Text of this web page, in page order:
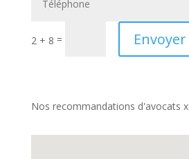
2 + 8 = Envoyer
Nos recommandations d'avocats x